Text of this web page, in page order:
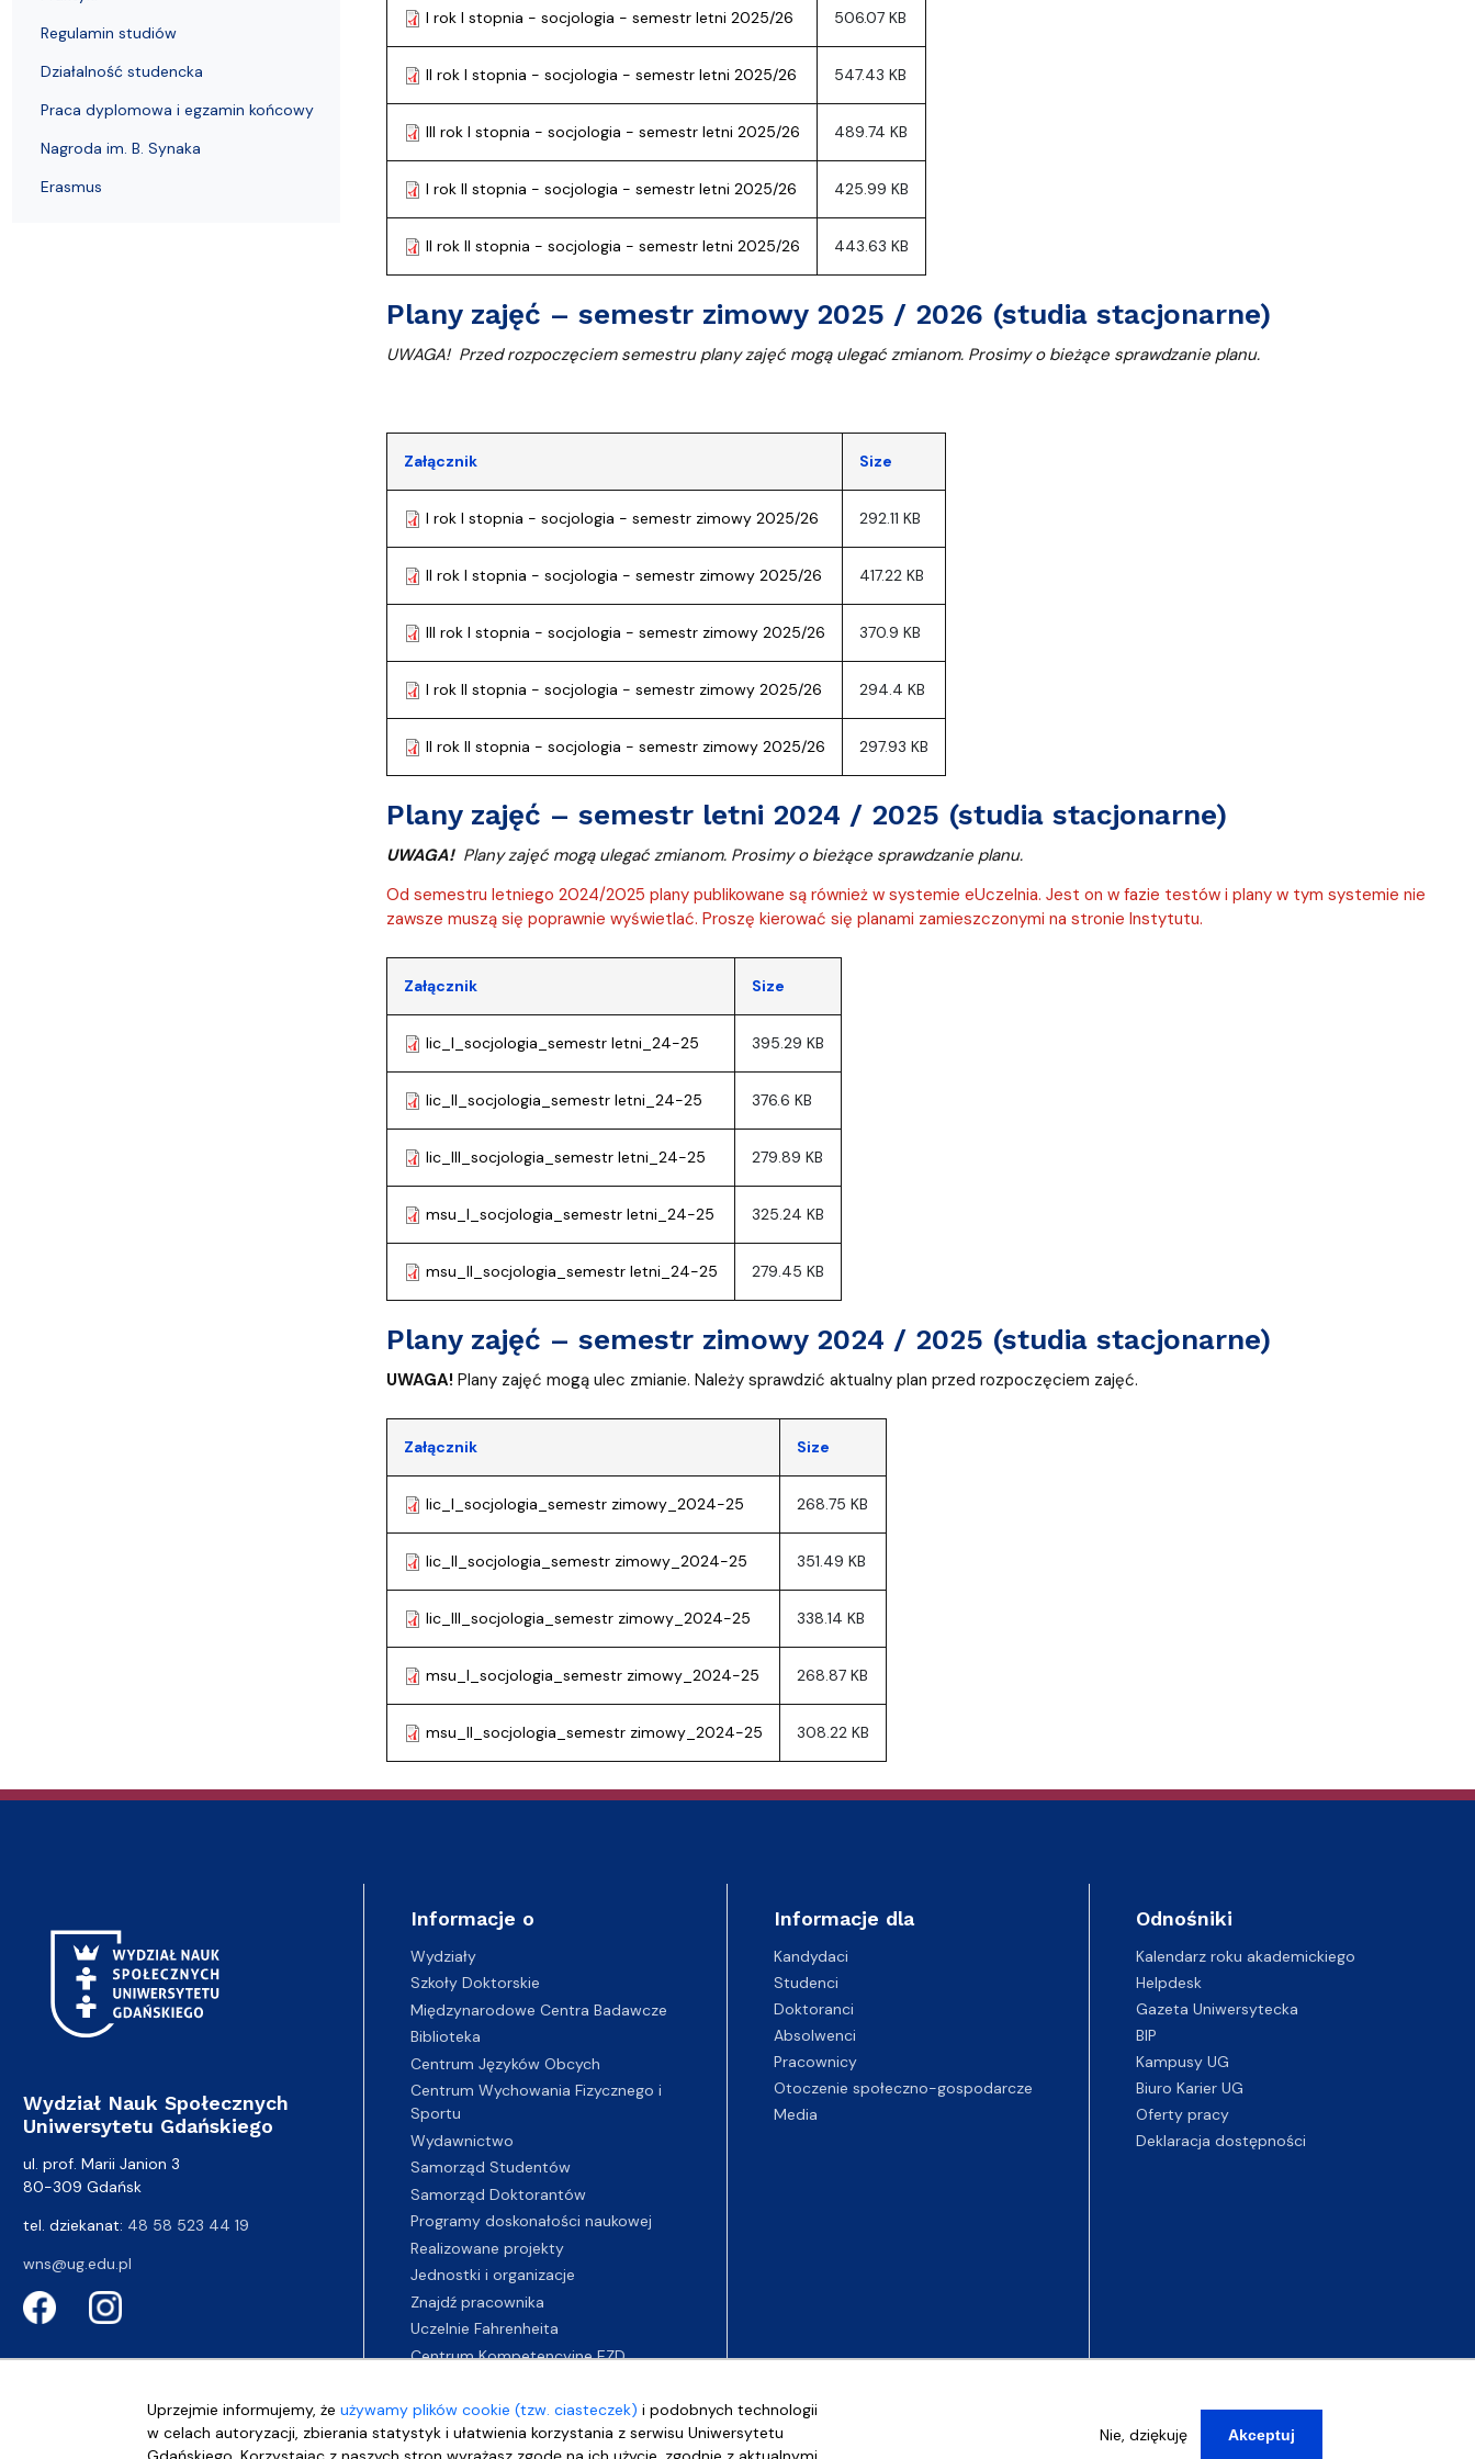
Uprzejmie informujemy, żeużywamy plików cookie (tzw. ciasteczek) i podobnych technologii
w celach autoryzacji, zbierania statystyk i ułatwienia korzystania z serwisu Uniwersytetu
Nie, dziękuję Akceptuj
I rok I stopnia - socjologia - semestr letni 2025/26 506.07 KB
II rok I stopnia - socjologia - semestr letni 2025/26 547.43 KB
III rok I stopnia - socjologia - semestr letni 2025/26 489.74 KB
I rok II stopnia - socjologia - semestr letni 2025/26 425.99 KB
II rok II stopnia - socjologia - semestr letni 2025/26 443.63 KB
Plany zajęć – semestr zimowy 2025 / 2026 (studia stacjonarne)
UWAGA! Przed rozpoczęciem semestru plany zajęć mogą ulegać zmianom. Prosimy o bieżące sprawdzanie planu.
Załącznik Size
I rok I stopnia - socjologia - semestr zimowy 2025/26 292.11 KB
II rok I stopnia - socjologia - semestr zimowy 2025/26 417.22 KB
III rok I stopnia - socjologia - semestr zimowy 2025/26 370.9 KB
I rok II stopnia - socjologia - semestr zimowy 2025/26 294.4 KB
II rok II stopnia - socjologia - semestr zimowy 2025/26 297.93 KB
Plany zajęć – semestr letni 2024 / 2025 (studia stacjonarne)
UWAGA! Plany zajęć mogą ulegać zmianom. Prosimy o bieżące sprawdzanie planu.
Od semestru letniego 2024/2025 plany publikowane są również w systemie eUczelnia. Jest on w fazie testów i plany w tym systemie nie
zawsze muszą się poprawnie wyświetlać. Proszę kierować się planami zamieszczonymi na stronie Instytutu.
Załącznik Size
lic_I_socjologia_semestr letni_24-25 395.29 KB
lic_II_socjologia_semestr letni_24-25 376.6 KB
lic_III_socjologia_semestr letni_24-25 279.89 KB
msu_I_socjologia_semestr letni_24-25 325.24 KB
msu_II_socjologia_semestr letni_24-25 279.45 KB
Plany zajęć – semestr zimowy 2024 / 2025 (studia stacjonarne)
UWAGA! Plany zajęć mogą ulec zmianie. Należy sprawdzić aktualny plan przed rozpoczęciem zajęć.
Załącznik Size
lic_I_socjologia_semestr zimowy_2024-25 268.75 KB
lic_II_socjologia_semestr zimowy_2024-25 351.49 KB
lic_III_socjologia_semestr zimowy_2024-25 338.14 KB
msu_I_socjologia_semestr zimowy_2024-25 268.87 KB
msu_II_socjologia_semestr zimowy_2024-25 308.22 KB
Regulamin studiów
Działalność studencka
Praca dyplomowa i egzamin końcowy
Nagroda im. B. Synaka
Erasmus
Wydział Nauk Społecznych
Uniwersytetu Gdańskiego
ul. prof. Marii Janion 3
80-309 Gdańsk
tel. dziekanat: 48 58 523 44 19
wns@ug.edu.pl
Informacje o
Wydziały
Szkoły Doktorskie
Międzynarodowe Centra Badawcze
Biblioteka
Centrum Języków Obcych
Centrum Wychowania Fizycznego i
Sportu
Wydawnictwo
Samorząd Studentów
Samorząd Doktorantów
Programy doskonałości naukowej
Realizowane projekty
Jednostki i organizacje
Znajdź pracownika
Uczelnie Fahrenheita
Centrum Kompetencyjne EZD
Informacje dla
Kandydaci
Studenci
Doktoranci
Absolwenci
Pracownicy
Otoczenie społeczno-gospodarcze
Media
Odnośniki
Kalendarz roku akademickiego
Helpdesk
Gazeta Uniwersytecka
BIP
Kampusy UG
Biuro Karier UG
Oferty pracy
Deklaracja dostępności